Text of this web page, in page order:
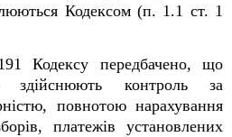
Кодексом (п. 1.1 ст. 1
1 Кодексу передбачено, що
здійснюють контроль за
повнотою нарахування
платежів установлених